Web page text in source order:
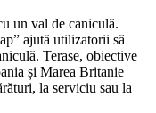
un val de caniculă.
ajută utilizatorii să
Terase, obiective
și Marea Britanie
la serviciu sau la